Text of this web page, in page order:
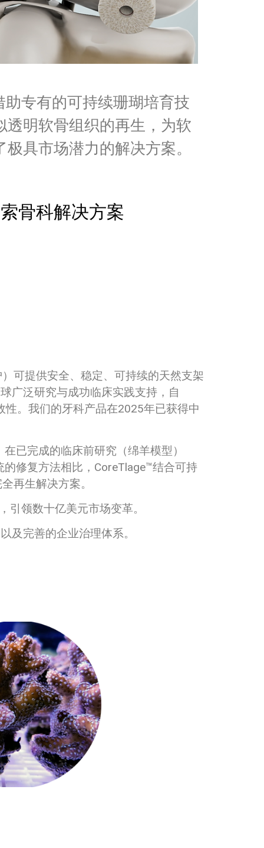
助专有的可持续珊瑚培育技
透明软骨组织的再生，为软
具市场潜力的解决方案。
骨科解决方案
可提供安全、稳定、可持续的天然支架
广泛研究与成功临床实践支持，自
。我们的牙科产品在2025年已获得中
已完成的临床前研究（绵羊模型）
修复方法相比，CoreTlage™结合可持
再生解决方案。
领数十亿美元市场变革。
及完善的企业治理体系。